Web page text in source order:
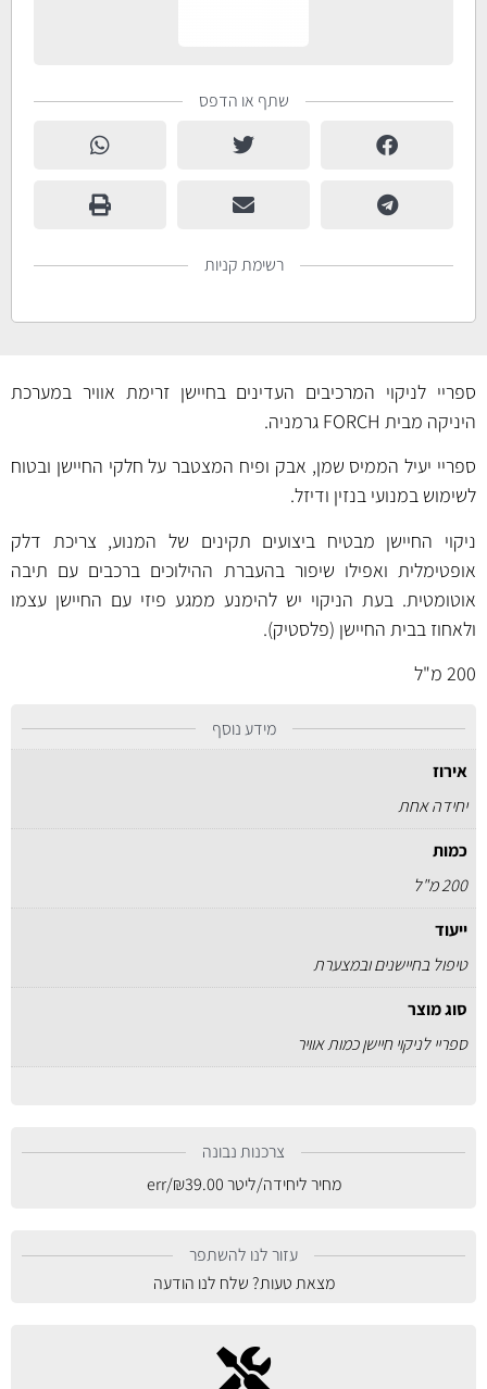
שתף או הדפס
רשימת קניות
ספריי לניקוי המרכיבים העדינים בחיישן זרימת אוויר במערכת
היניקה מבית FORCH גרמניה.
ספריי יעיל הממיס שמן, אבק ופיח המצטבר על חלקי החיישן ובטוח
לשימוש במנועי בנזין ודיזל.
ניקוי החיישן מבטיח ביצועים תקינים של המנוע, צריכת דלק
אופטימלית ואפילו שיפור בהעברת ההילוכים ברכבים עם תיבה
אוטומטית. בעת הניקוי יש להימנע ממגע פיזי עם החיישן עצמו
ולאחוז בבית החיישן (פלסטיק).
200 מ"ל
מידע נוסף
אירוז
יחידה אחת
כמות
200 מ"ל
ייעוד
טיפול בחיישנים ובמצערת
סוג מוצר
ספריי לניקוי חיישן כמות אוויר
צרכנות נבונה
מחיר ליחידה/ליטר
₪39.00
/err
עזור לנו להשתפר
מצאת טעות? שלח לנו הודעה